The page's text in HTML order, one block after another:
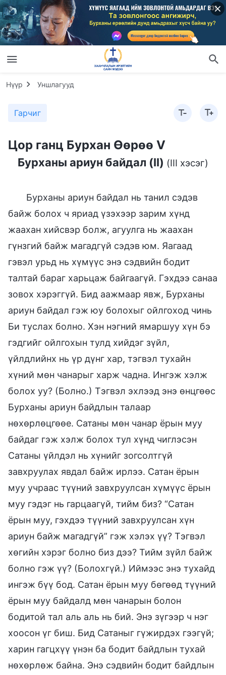
Нүүр Уншлагууд
Гарчиг
Цор ганц Бурхан Өөрөө V
Бурханы ариун байдал (II) (III хэсэг)
Бурханы ариун байдал нь танил сэдэв
байж болох ч яриад үзэхээр зарим хүнд
жаахан хийсвэр болж, агуулга нь жаахан
гүнзгий байж магадгүй сэдэв юм. Яагаад
гэвэл урьд нь хүмүүс энэ сэдвийн бодит
талтай бараг харьцаж байгаагүй. Гэхдээ санаа
зовох хэрэггүй. Бид аажмаар явж, Бурханы
ариун байдал гэж юу болохыг ойлгоход чинь
Би туслах болно. Хэн нэгний ямаршуу хүн бэ
гэдгийг ойлгохын тулд хийдэг зүйл,
үйлдлийнх нь үр дүнг хар, тэгвэл тухайн
хүний мөн чанарыг харж чадна. Ингэж хэлж
болох уу? (Болно.) Тэгвэл эхлээд энэ өнцгөөс
Бурханы ариун байдлын талаар
нөхөрлөцгөөе. Сатаны мөн чанар ёрын муу
байдаг гэж хэлж болох тул хүнд чиглэсэн
Сатаны үйлдэл нь хүнийг зогсолтгүй
завхруулах явдал байж ирлээ. Сатан ёрын
муу учраас түүний завхруулсан хүмүүс ёрын
муу гэдэг нь гарцаагүй, тийм биз? “Сатан
ёрын муу, гэхдээ түүний завхруулсан хүн
ариун байж магадгүй” гэж хэлэх үү? Тэгвэл
хөгийн хэрэг болно биз дээ? Тийм зүйл байж
болно гэж үү? (Болохгүй.) Иймээс энэ тухайд
ингэж бүү бод. Сатан ёрын муу бөгөөд түүний
ёрын муу байдалд мөн чанарын болон
бодитой тал аль аль нь бий. Энэ зүгээр ч нэг
хоосон үг биш. Бид Сатаныг гүжирдэх гээгүй;
харин гагцхүү үнэн ба бодит байдлын тухай
нөхөрлөж байна. Энэ сэдвийн бодит байдлын